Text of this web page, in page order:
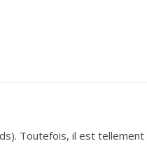
Toutefois, il est tellement